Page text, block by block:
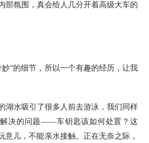
部氛围，真会给人几分开着高级大车的
”的细节，所以一个有趣的经历，让我
湖水吸引了很多人前去游泳，我们同样
决的问题——车钥匙该如何处置？这
儿，不能亲水接触。正在无奈之际，